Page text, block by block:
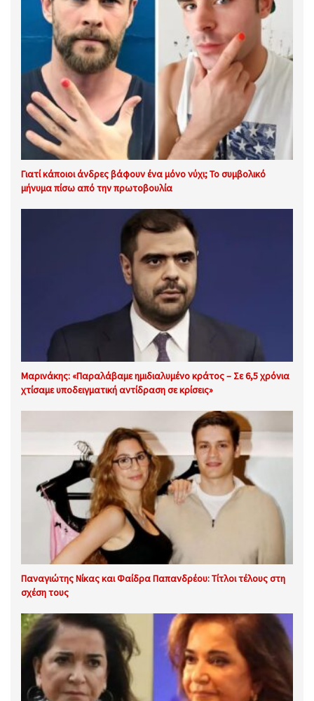
Γιατί κάποιοι άνδρες βάφουν ένα μόνο νύχι; Το συμβολικό
μήνυμα πίσω από την πρωτοβουλία
Μαρινάκης: «Παραλάβαμε ημιδιαλυμένο κράτος – Σε 6,5 χρόνια
χτίσαμε υποδειγματική αντίδραση σε κρίσεις»
Παναγιώτης Νίκας και Φαίδρα Παπανδρέου: Τίτλοι τέλους στη
σχέση τους